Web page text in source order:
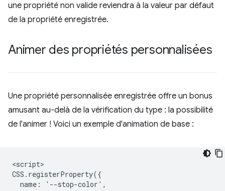
une propriété non valide reviendra à la valeur par défaut
de la propriété enregistrée.
Animer des propriétés personnalisées
Une propriété personnalisée enregistrée offre un bonus
amusant au-delà de la vérification du type : la possibilité
de l'animer ! Voici un exemple d'animation de base :
<script>
CSS.registerProperty({
  name: '--stop-color',